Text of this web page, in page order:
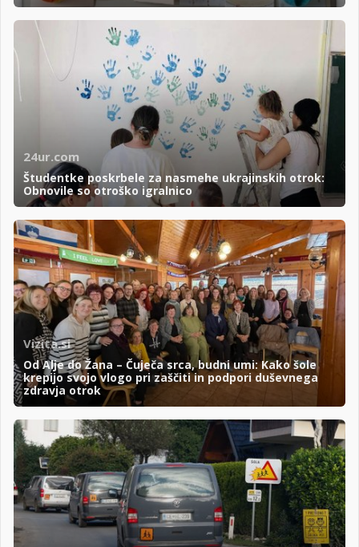
24ur.com
Študentke poskrbele za nasmehe ukrajinskih otrok:
Obnovile so otroško igralnico
Vizita.si
Od Alje do Žana – Čuječa srca, budni umi: Kako šole
krepijo svojo vlogo pri zaščiti in podpori duševnega
zdravja otrok